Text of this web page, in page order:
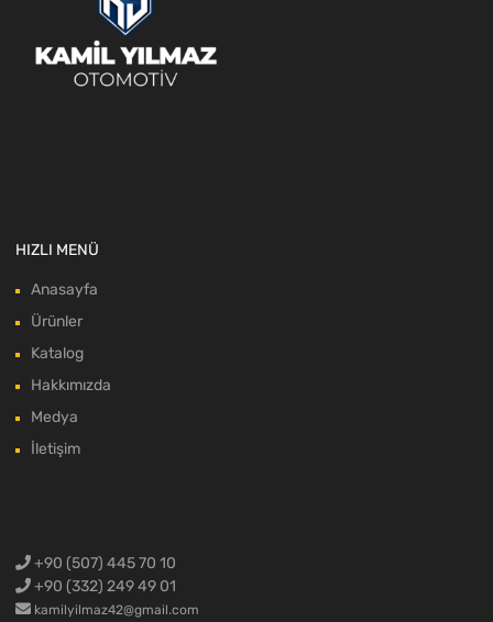
HIZLI MENÜ
Anasayfa
Ürünler
Katalog
Hakkımızda
Medya
İletişim
+90 (507) 445 70 10
+90 (332) 249 49 01
kamilyilmaz42@gmail.com